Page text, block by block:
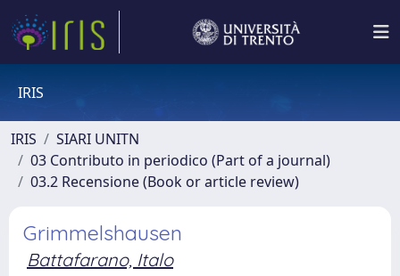
IRIS
IRIS
SIARI UNITN
03 Contributo in periodico (Part of a journal)
03.2 Recensione (Book or article review)
Grimmelshausen
Battafarano, Italo